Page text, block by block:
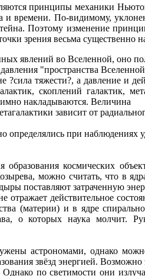
принципы механики
и времени. По-видимому,
Поэтому изменение
зрения весьма
явлений во Вселенной, оно
"пространства
?сила тяжести?, а давление и
скоплений галактик,
накладываются. Величина
зависит от
определялись при наблюдениях
космических
можно считать, что в
поставляют затраченную
действительное
(материи) и в ядре
о которых наука молчит.
идёт этот
астрономами, однако
звёзд энергией. Возможно
по светимости они